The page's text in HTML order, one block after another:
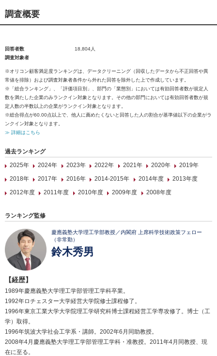
調査概要
回答者数
18,804人
調査対象者
※オリコン顧客満足度ランキングは、データクリーニング（回収したデータから不正回答や異
常値を排除）および調査対象者条件から外れた回答を除外した上で作成しています。
※「総合ランキング」、「評価項目別」、部門の「業態別」においては有効回答者数が規定人
数を満たした企業のみランクイン対象となります。その他の部門においては有効回答者数が規
定人数の半数以上の企業がランクイン対象となります。
※総合得点が60.00点以上で、他人に薦めたくないと回答した人の割合が基準値以下の企業がラ
ンクイン対象となります。
≫ 詳細はこちら
過去ランキング
2025年
2024年 2023年 2022年 2021年 2020年
2019年
2018年
2017年 2016年 2014-2015年 2014年度
2013年度
2012年度
2011年度 2010年度 2009年度 2008年度
ランキング監修
慶應義塾大学理工学部教授／内閣府 上席科学技術政策フェロー
（非常勤）
鈴木秀男
【経歴】
1989年慶應義塾大学理工学部管理工学科卒業。
1992年ロチェスター大学経営大学院修士課程修了。
1996年東京工業大学大学院理工学研究科博士課程経営工学専攻修了。博士（工
学）取得。
1996年筑波大学社会工学系・講師。2002年6月同助教授。
2008年4月慶應義塾大学理工学部管理工学科・准教授。2011年4月同教授、現
在に至る。